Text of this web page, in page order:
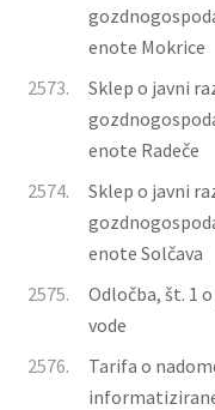
enote Mokrice
2573.
Sklep o javni
enote Radeče
2574.
Sklep o javni
enote Solčava
2575.
Odločba, št. 1
vode
2576.
Tarifa o